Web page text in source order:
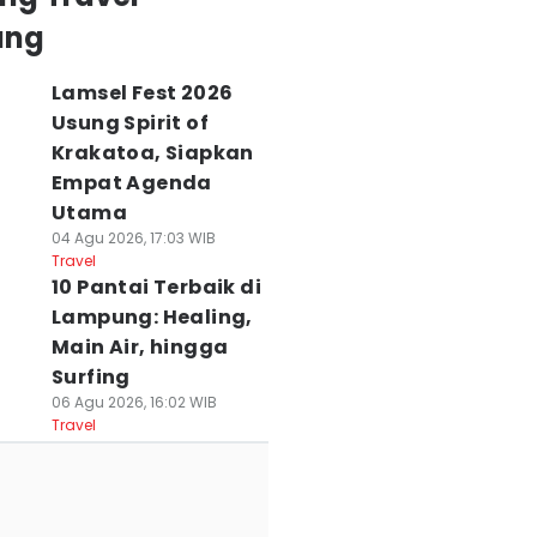
Lamsel Fest 2026
Usung Spirit of
Krakatoa, Siapkan
Empat Agenda
Utama
04 Agu 2026, 17:03 WIB
Travel
10 Pantai Terbaik di
Lampung: Healing,
Main Air, hingga
Surfing
06 Agu 2026, 16:02 WIB
Travel